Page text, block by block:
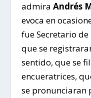
admira Andrés
evoca en
fue Secretario
que se
sentido, que se
encueratrices,
se pronunciaran